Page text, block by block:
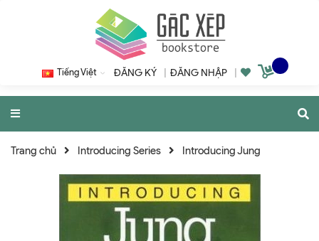
Tiếng Việt ĐĂNG KÝ ĐĂNG NHẬP
Trang chủ Introducing Series Introducing Jung